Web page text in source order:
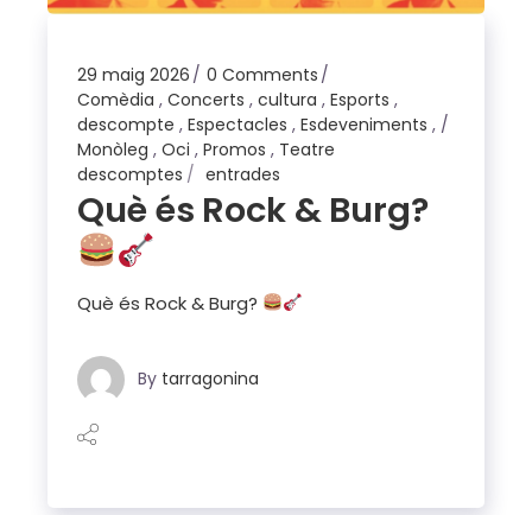
29 maig 2026
0 Comments
Comèdia ,Concerts ,cultura ,Esports ,
descompte ,Espectacles ,Esdeveniments ,
Monòleg ,Oci ,Promos , Teatre
descomptes
entrades
Què és Rock & Burg?
Què és Rock & Burg?
By tarragonina